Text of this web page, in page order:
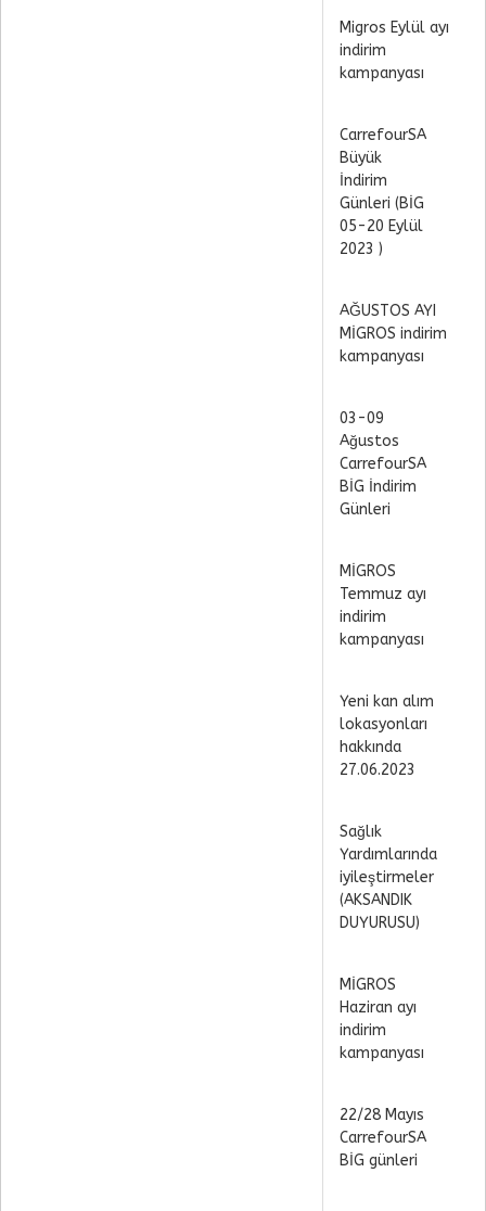
Migros Eylül ayı
indirim
kampanyası
CarrefourSA
Büyük
İndirim
Günleri (BİG
05-20 Eylül
2023 )
AĞUSTOS AYI
MİGROS indirim
kampanyası
03-09
Ağustos
CarrefourSA
BİG İndirim
Günleri
MİGROS
Temmuz ayı
indirim
kampanyası
Yeni kan alım
lokasyonları
hakkında
27.06.2023
Sağlık
Yardımlarında
iyileştirmeler
(AKSANDIK
DUYURUSU)
MİGROS
Haziran ayı
indirim
kampanyası
22/28 Mayıs
CarrefourSA
BİG günleri